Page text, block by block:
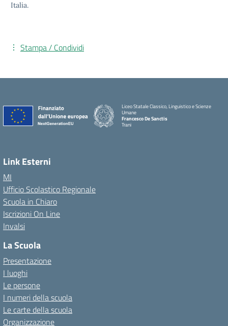
Italia.
Stampa / Condividi
Liceo Statale Classico, Linguistico e Scienze
Umane
Francesco De Sanctis
Trani
Link Esterni
MI
Ufficio Scolastico Regionale
Scuola in Chiaro
Iscrizioni On Line
Invalsi
La Scuola
Presentazione
I luoghi
Le persone
I numeri della scuola
Le carte della scuola
Organizzazione